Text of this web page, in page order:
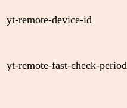
yt-remote-device-id
yt-remote-fast-check-period